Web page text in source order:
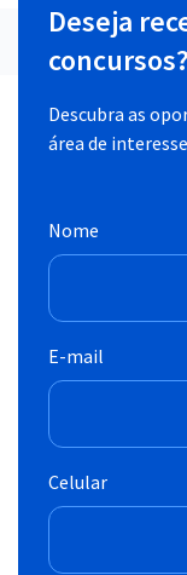
Deseja
concursos?
Descubra as
área de
Nome
E-mail
Celular